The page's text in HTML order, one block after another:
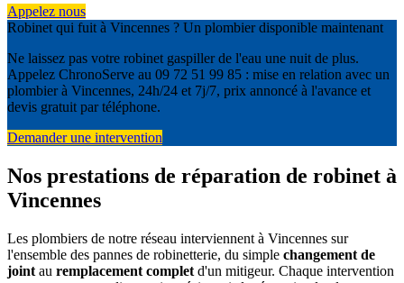
Appelez nous
Robinet qui fuit à Vincennes ? Un plombier disponible maintenant
Ne laissez pas votre robinet gaspiller de l'eau une nuit de plus.
Appelez ChronoServe au 09 72 51 99 85 : mise en relation avec un
plombier à Vincennes, 24h/24 et 7j/7, prix annoncé à l'avance et
devis gratuit par téléphone.
Demander une intervention
Nos prestations de réparation de robinet à
Vincennes
Les plombiers de notre réseau interviennent à Vincennes sur
l'ensemble des pannes de robinetterie, du simple changement de
joint au remplacement complet d'un mitigeur. Chaque intervention